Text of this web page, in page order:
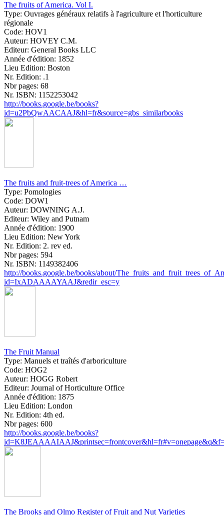
The fruits of America. Vol I.
Type: Ouvrages généraux relatifs à l'agriculture et l'horticulture
régionale
Code: HOV1
Auteur: HOVEY C.M.
Editeur: General Books LLC
Année d'édition: 1852
Lieu Edition: Boston
Nr. Edition: .1
Nbr pages: 68
Nr. ISBN: 1152253042
http://books.google.be/books?
id=u2PbQwAACAAJ&hl=fr&source=gbs_similarbooks
The fruits and fruit-trees of America …
Type: Pomologies
Code: DOW1
Auteur: DOWNING A.J.
Editeur: Wiley and Putnam
Année d'édition: 1900
Lieu Edition: New York
Nr. Edition: 2. rev ed.
Nbr pages: 594
Nr. ISBN: 1149382406
http://books.google.be/books/about/
id=IxADAAAAYAAJ&redir_esc=y
The Fruit Manual
Type: Manuels et traîtés d'arboriculture
Code: HOG2
Auteur: HOGG Robert
Editeur: Journal of Horticulture Office
Année d'édition: 1875
Lieu Edition: London
Nr. Edition: 4th ed.
Nbr pages: 600
http://books.google.be/books?
The Brooks and Olmo Register of Fruit and Nut Varieties